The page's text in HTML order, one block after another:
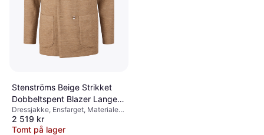
Stenströms Beige Strikket
Dobbeltspent Blazer Lange
Ermer
Dressjakke, Ensfarget, Materialer:
Merinoull
2 519 kr
Tomt på lager